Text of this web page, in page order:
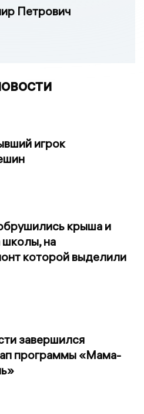
Петрович
игрок
крыша и
школы, на
которой выделили
завершился
программы «Мама-